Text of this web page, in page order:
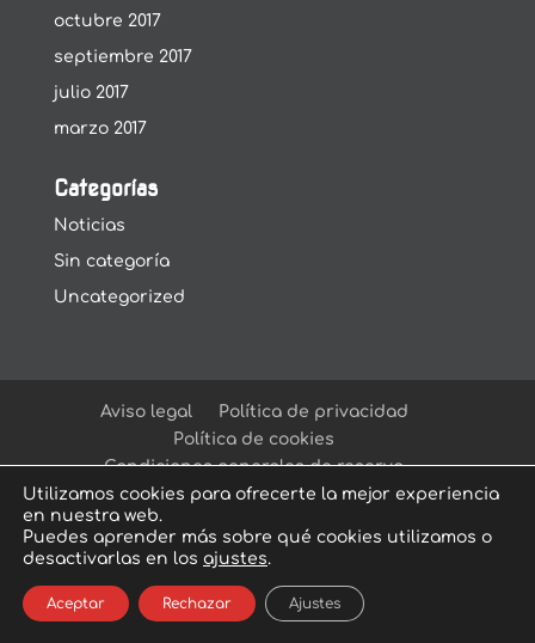
octubre 2017
septiembre 2017
julio 2017
marzo 2017
Categorías
Noticias
Sin categoría
Uncategorized
Aviso legal
Política de privacidad
Política de cookies
Condiciones generales de reserva
© Arcadia Escape Room| Escape Room en
Sevilla
Utilizamos cookies para ofrecerte la mejor experiencia
en nuestra web.
Puedes aprender más sobre qué cookies utilizamos o
desactivarlas en los ajustes.
Aceptar Rechazar Ajustes